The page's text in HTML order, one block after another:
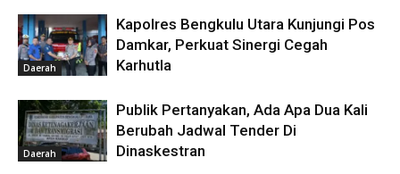
Daerah
Kapolres Bengkulu Utara Kunjungi Pos
Damkar, Perkuat Sinergi Cegah
Karhutla
Daerah
Publik Pertanyakan, Ada Apa Dua Kali
Berubah Jadwal Tender Di
Dinaskestran